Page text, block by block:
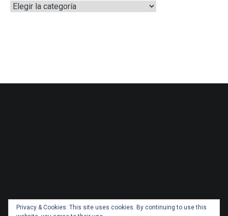
Categorías
Privacy & Cookies: This site uses cookies. By continuing to use this